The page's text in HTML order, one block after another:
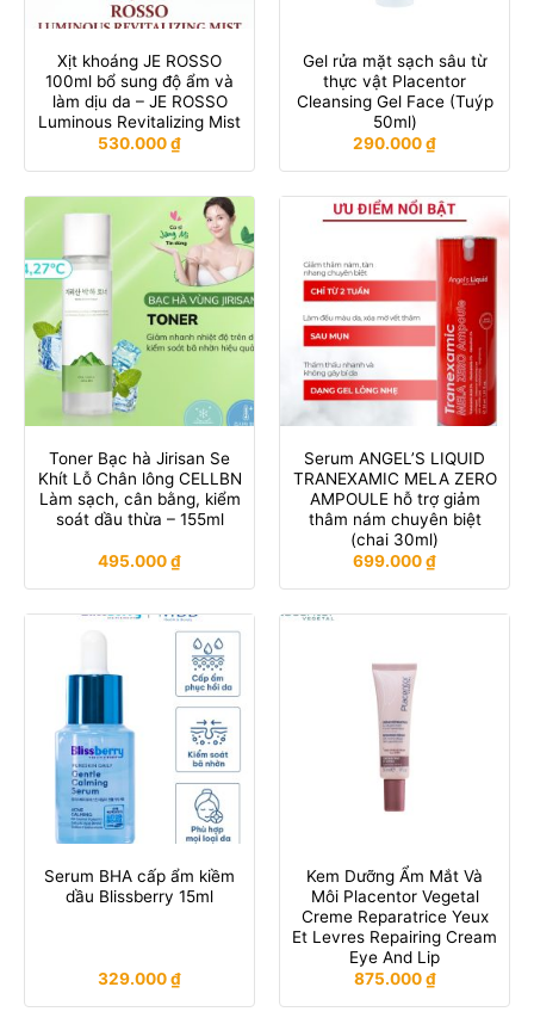
Xịt khoáng JE ROSSO
100ml bổ sung độ ẩm và
làm dịu da – JE ROSSO
Luminous Revitalizing Mist
530.000₫
Gel rửa mặt sạch sâu từ
thực vật Placentor
Cleansing Gel Face (Tuýp
50ml)
290.000₫
Toner Bạc hà Jirisan Se
Khít Lỗ Chân lông CELLBN
Làm sạch, cân bằng, kiểm
soát dầu thừa – 155ml
495.000₫
Serum ANGEL’S LIQUID
TRANEXAMIC MELA ZERO
AMPOULE hỗ trợ giảm
thâm nám chuyên biệt
(chai 30ml)
699.000₫
Serum BHA cấp ẩm kiềm
dầu Blissberry 15ml
329.000₫
Kem Dưỡng Ẩm Mắt Và
Môi Placentor Vegetal
Creme Reparatrice Yeux
Et Levres Repairing Cream
Eye And Lip
875.000₫